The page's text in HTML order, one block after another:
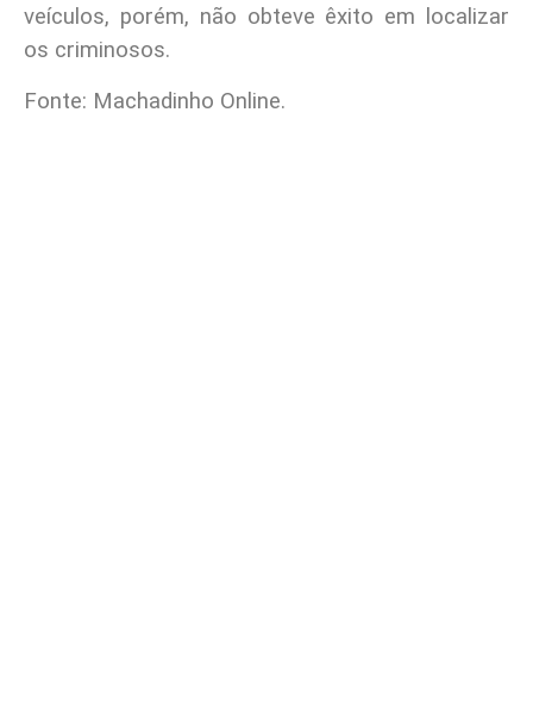
veículos, porém, não obteve êxito em localizar
os criminosos.
Fonte: Machadinho Online.